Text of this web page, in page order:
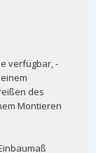
verfügbar, -
des
Montieren